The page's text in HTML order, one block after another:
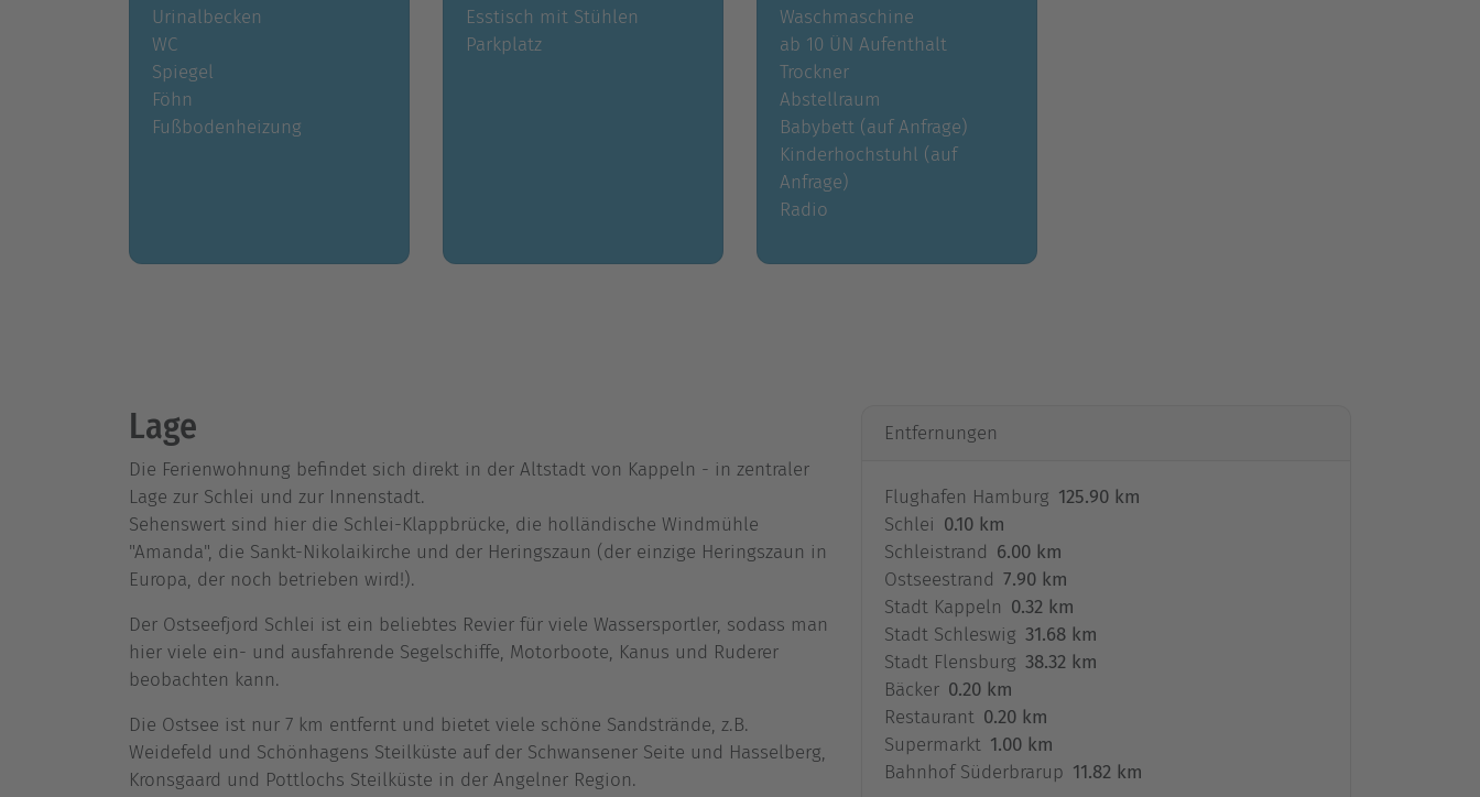
Urinalbecken
WC
Spiegel
Föhn
Fußbodenheizung
Esstisch mit Stühlen
Parkplatz
Waschmaschine
ab 10 ÜN Aufenthalt
Trockner
Abstellraum
Babybett (auf Anfrage)
Kinderhochstuhl (auf
Anfrage)
Radio
Lage
Die Ferienwohnung befindet sich direkt in der Altstadt von Kappeln - in zentraler
Lage zur Schlei und zur Innenstadt.
Sehenswert sind hier die Schlei-Klappbrücke, die holländische Windmühle
"Amanda", die Sankt-Nikolaikirche und der Heringszaun (der einzige Heringszaun in
Europa, der noch betrieben wird!).
Der Ostseefjord Schlei ist ein beliebtes Revier für viele Wassersportler, sodass man
hier viele ein- und ausfahrende Segelschiffe, Motorboote, Kanus und Ruderer
beobachten kann.
Die Ostsee ist nur 7 km entfernt und bietet viele schöne Sandstrände, z.B.
Weidefeld und Schönhagens Steilküste auf der Schwansener Seite und Hasselberg,
Kronsgaard und Pottlochs Steilküste in der Angelner Region.
Entfernungen
Flughafen Hamburg 125.90 km
Schlei 0.10 km
Schleistrand 6.00 km
Ostseestrand 7.90 km
Stadt Kappeln 0.32 km
Stadt Schleswig 31.68 km
Stadt Flensburg 38.32 km
Bäcker 0.20 km
Restaurant 0.20 km
Supermarkt 1.00 km
Bahnhof Süderbrarup 11.82 km